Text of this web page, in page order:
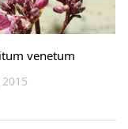
venetum